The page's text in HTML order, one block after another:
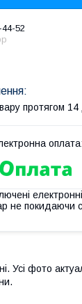
44-52
протягом 14
не покидаючи
Усі фото